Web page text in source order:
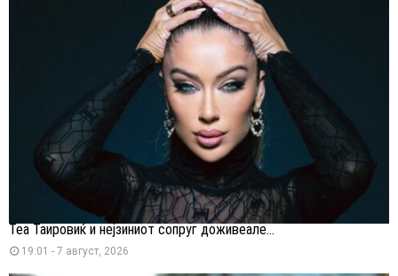
Теа Таировиќ и нејзиниот сопруг доживеале...
19:01 - 7 август, 2026